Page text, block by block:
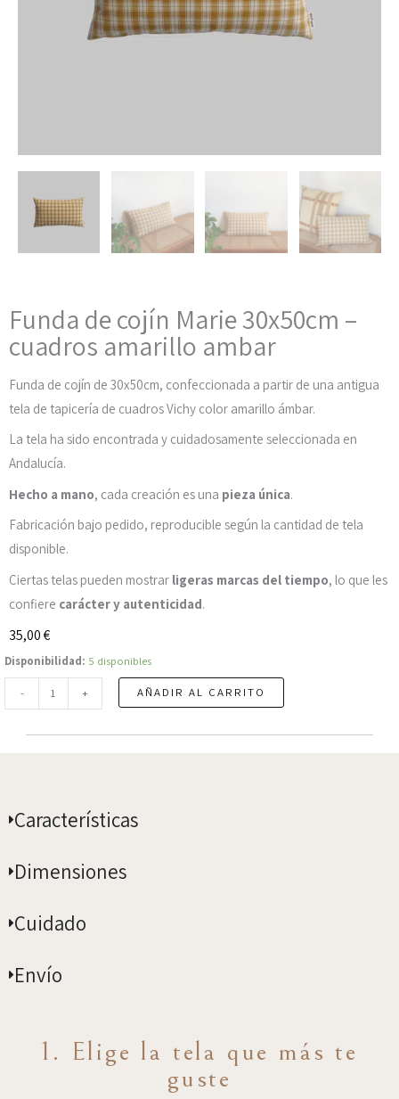
Funda de cojín Marie 30x50cm –
cuadros amarillo ambar
Funda de cojín de 30x50cm, confeccionada a partir de una antigua
tela de tapicería de cuadros Vichy color amarillo ámbar.
La tela ha sido encontrada y cuidadosamente seleccionada en
Andalucía.
Hecho a mano, cada creación es una pieza única.
Fabricación bajo pedido, reproducible según la cantidad de tela
disponible.
Ciertas telas pueden mostrar ligeras marcas del tiempo, lo que les
confiere carácter y autenticidad.
35,00€
Disponibilidad: 5 disponibles
-
Funda
de
ambar
+ AÑADIR AL CARRITO
Características
Dimensiones
Cuidado
Envío
1. Elige la tela que más te
guste